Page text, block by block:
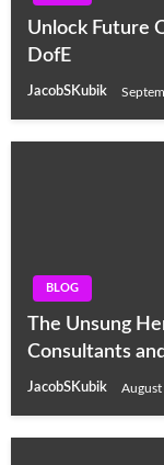
Unlock Future
DofE
JacobSKubik
BLOG
The Unsung
Consultants
JacobSKubik